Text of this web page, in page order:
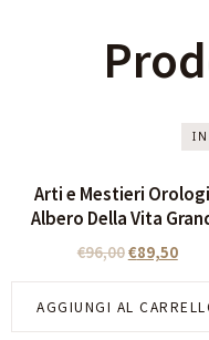
IN
Arti e Mestieri
Albero Della Vita
€96,00€89,50
AGGIUNGI AL